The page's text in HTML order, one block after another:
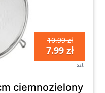
10.99 zł
7.99 zł
szt
ciemnozielony